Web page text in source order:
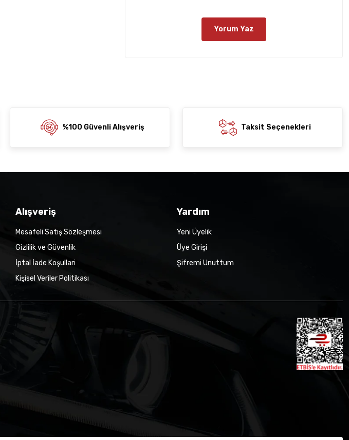
Yorum Yaz
%100 Güvenli Alışveriş Taksit Seçenekleri
Alışveriş
Mesafeli Satış Sözleşmesi
Gizlilik ve Güvenlik
İptal İade Koşullari
Kişisel Veriler Politikası
Yardım
Yeni Üyelik
Üye Girişi
Şifremi Unuttum